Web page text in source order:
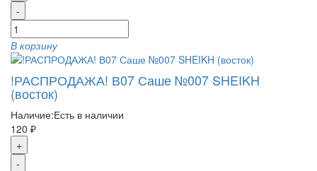
-
В корзину
!РАСПРОДАЖА! В07 Саше №007 SHEIKH
(восток)
Наличие:Есть в наличии
120 ₽
+
-